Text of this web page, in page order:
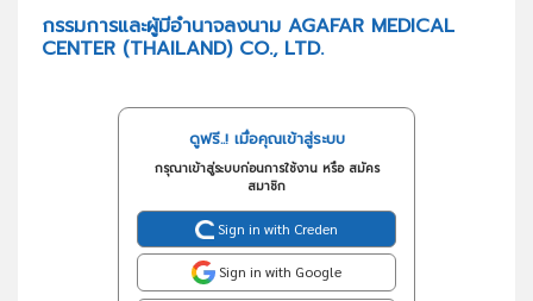
กรรมการและผู้มีอำนาจลงนาม AGAFAR MEDICAL
CENTER (THAILAND) CO., LTD.
ดูฟรี..! เมื่อคุณเข้าสู่ระบบ
กรุณาเข้าสู่ระบบก่อนการใช้งาน หรือ สมัคร
สมาชิก
Sign in with Creden
Sign in with Google